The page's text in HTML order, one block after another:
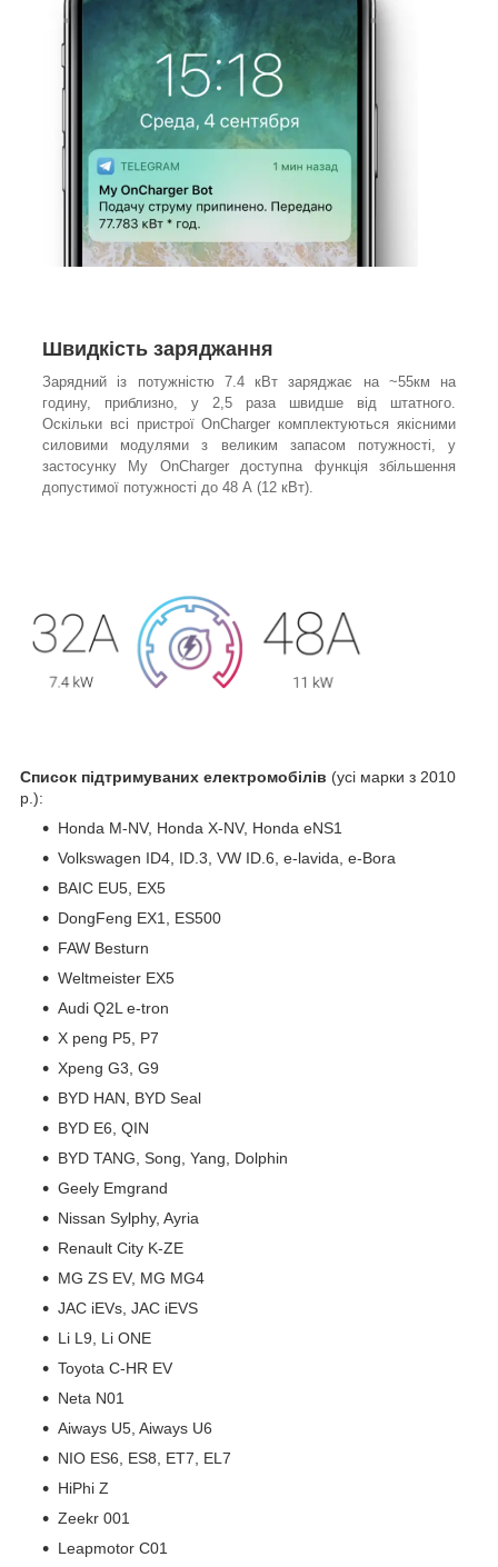
Швидкість заряджання
Зарядний із потужністю 7.4 кВт заряджає на ~55км на
годину, приблизно, у 2,5 раза швидше від штатного.
Оскільки всі пристрої OnCharger комплектуються якісними
силовими модулями з великим запасом потужності, у
застосунку My OnCharger доступна функція збільшення
допустимої потужності до 48 А (12 кВт).
Список підтримуваних електромобілів (усі марки з 2010
р.):
Honda M-NV, Honda X-NV, Honda eNS1
Volkswagen ID4, ID.3, VW ID.6, e-lavida, e-Bora
BAIC EU5, EX5
DongFeng EX1, ES500
FAW Besturn
Weltmeister EX5
Audi Q2L e-tron
X peng P5, P7
Xpeng G3, G9
BYD HAN, BYD Seal
BYD E6, QIN
BYD TANG, Song, Yang, Dolphin
Geely Emgrand
Nissan Sylphy, Ayria
Renault City K-ZE
MG ZS EV, MG MG4
JAC iEVs, JAC iEVS
Li L9, Li ONE
Toyota C-HR EV
Neta N01
Aiways U5, Aiways U6
NIO ES6, ES8, ET7, EL7
HiPhi Z
Zeekr 001
Leapmotor C01